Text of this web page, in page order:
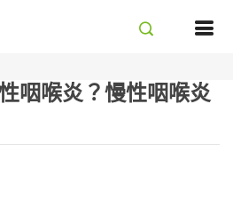
咽喉炎？慢性咽喉炎